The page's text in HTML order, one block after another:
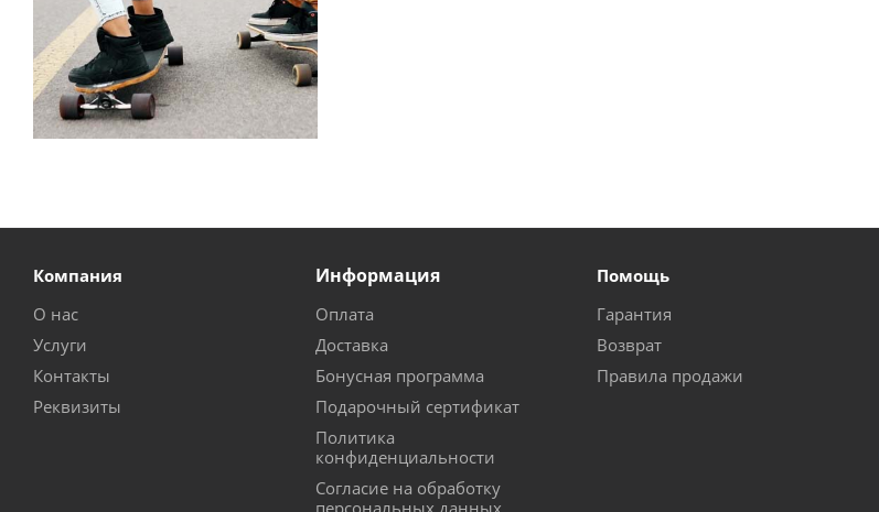
Компания
О нас
Услуги
Контакты
Реквизиты
Информация
Оплата
Доставка
Бонусная программа
Подарочный сертификат
Политика
конфиденциальности
Согласие на обработку
персональных данных
Помощь
Гарантия
Возврат
Правила продажи